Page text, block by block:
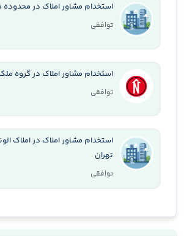
استخدام مشاور املاک در محدوده
توافقی
استخدام مشاور املاک در گروه
توافقی
استخدام مشاور املاک در املاک
تهران
توافقی